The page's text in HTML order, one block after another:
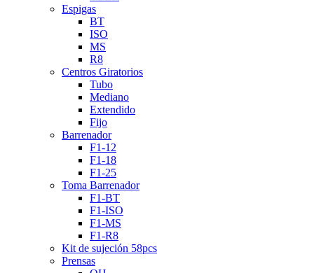
Espigas
BT
ISO
MS
R8
Centros Giratorios
Tubo
Mediano
Extendido
Fijo
Barrenador
F1-12
F1-18
F1-25
Toma Barrenador
F1-BT
F1-ISO
F1-MS
F1-R8
Kit de sujeción 58pcs
Prensas